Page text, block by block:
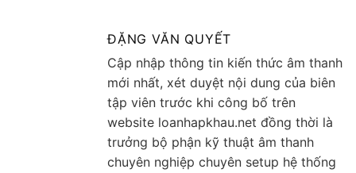
ĐẶNG VĂN QUYẾT
Cập nhập thông tin kiến thức âm thanh
mới nhất, xét duyệt nội dung của biên
tập viên trước khi công bố trên
website loanhapkhau.net đồng thời là
trưởng bộ phận kỹ thuật âm thanh
chuyên nghiệp chuyên setup hệ thống